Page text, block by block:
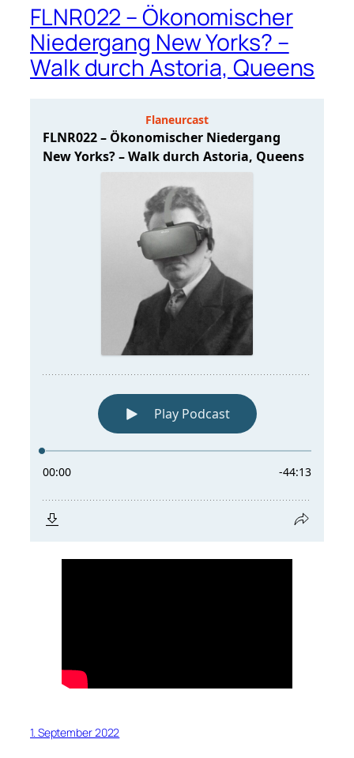
FLNR022 – Ökonomischer
Niedergang New Yorks? –
Walk durch Astoria, Queens
1. September 2022